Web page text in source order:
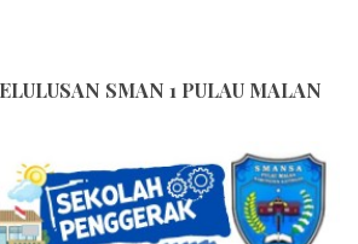
SMAN 1 PULAU MALAN